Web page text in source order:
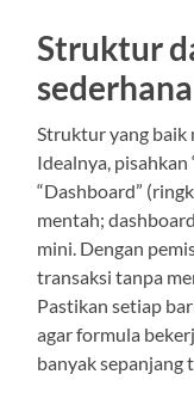
Struktur
Struktur yang baik
Idealnya, pisahkan
“Dashboard”
mentah;
mini. Dengan
transaksi tanpa
Pastikan setiap
agar formula
banyak sepanjang